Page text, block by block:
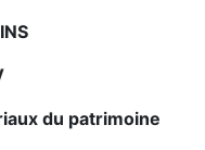
du patrimoine